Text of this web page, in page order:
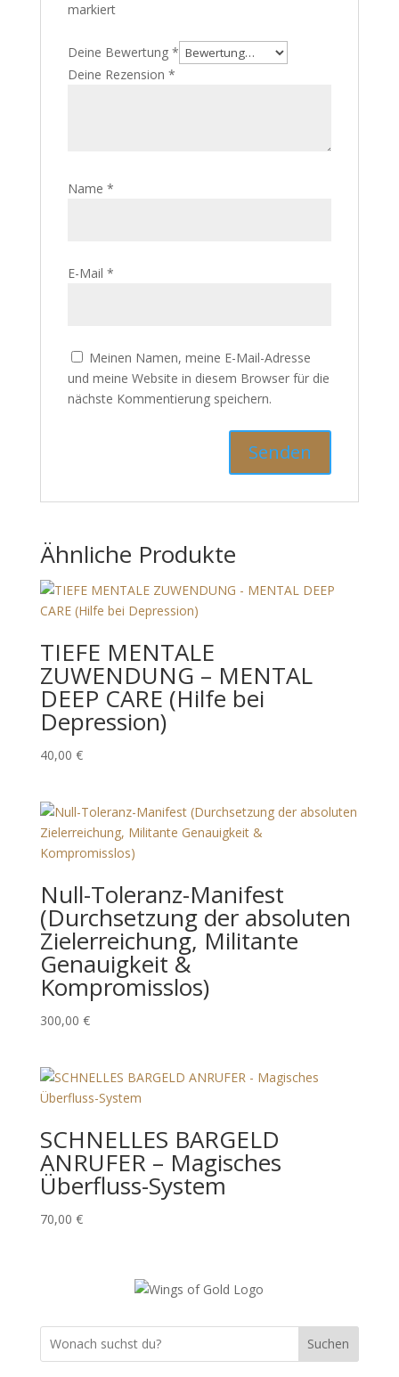
markiert
Deine Bewertung *
Deine Rezension *
Name *
E-Mail *
Meinen Namen, meine E-Mail-Adresse
und meine Website in diesem Browser für die
nächste Kommentierung speichern.
Ähnliche Produkte
TIEFE MENTALE
ZUWENDUNG – MENTAL
DEEP CARE (Hilfe bei
Depression)
40,00 €
Null-Toleranz-Manifest
(Durchsetzung der absoluten
Zielerreichung, Militante
Genauigkeit &
Kompromisslos)
300,00 €
SCHNELLES BARGELD
ANRUFER – Magisches
Überfluss-System
70,00 €
Suchen